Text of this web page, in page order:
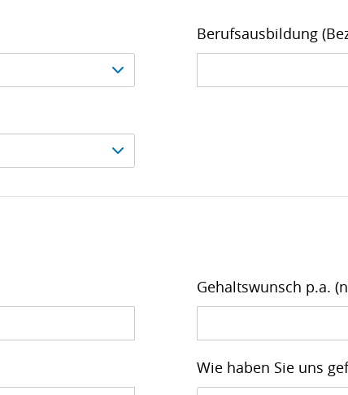
Berufsausbildung
Gehaltswunsch p.a.
Wie haben Sie uns